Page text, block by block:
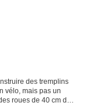
des tremplins
vélo, mais pas un
roues de 40 cm de